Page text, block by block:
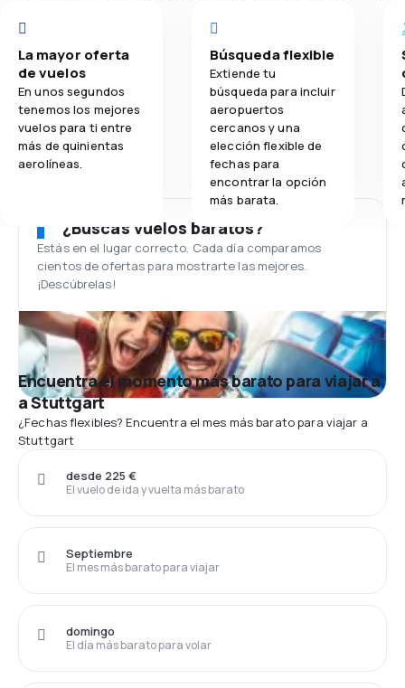
La mayor oferta
de vuelos
En unos segundos
tenemos los mejores
vuelos para ti entre
más de quinientas
aerolíneas.
Búsqueda flexible
Extiende tu
búsqueda para incluir
aeropuertos
cercanos y una
elección flexible de
fechas para
encontrar la opción
más barata.
¿Buscas vuelos baratos?
Estás en el lugar correcto. Cada día comparamos
cientos de ofertas para mostrarte las mejores.
¡Descúbrelas!
Encuentra el momento más barato para viajar a
a Stuttgart
¿Fechas flexibles? Encuentra el mes más barato para viajar a
Stuttgart
El vuelo de ida y vuelta más barato
desde 225 €
El mes más barato para viajar
Septiembre
El día más barato para volar
domingo